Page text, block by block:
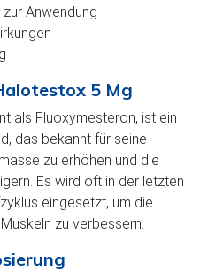
Anwendung
5 Mg
als Fluoxymesteron, ist ein
das bekannt für seine
zu erhöhen und die
Es wird oft in der letzten
eingesetzt, um die
zu verbessern.